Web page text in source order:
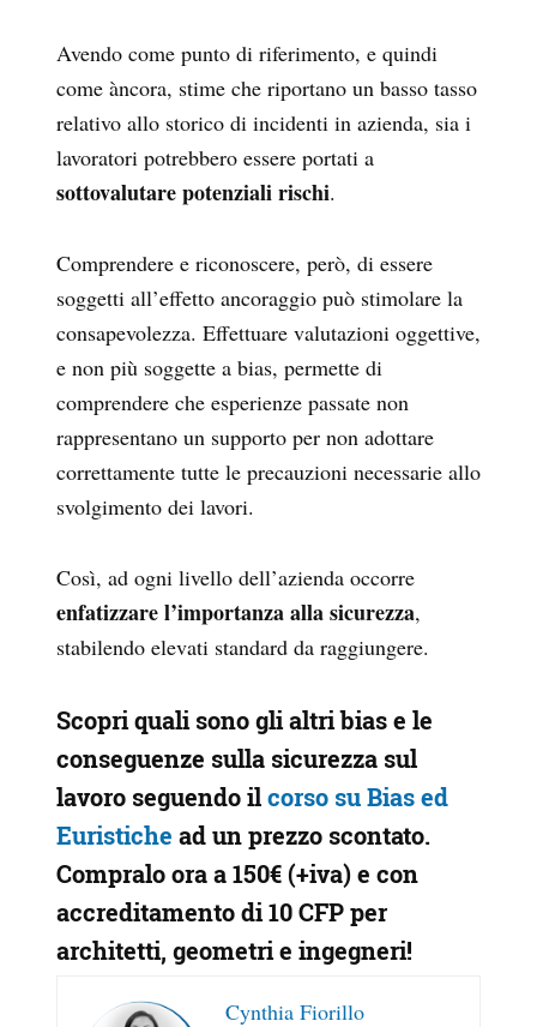
Avendo come punto di riferimento, e quindi
come àncora, stime che riportano un basso tasso
relativo allo storico di incidenti in azienda, sia i
lavoratori potrebbero essere portati a
sottovalutare potenziali rischi.
Comprendere e riconoscere, però, di essere
soggetti all’effetto ancoraggio può stimolare la
consapevolezza. Effettuare valutazioni oggettive,
e non più soggette a bias, permette di
comprendere che esperienze passate non
rappresentano un supporto per non adottare
correttamente tutte le precauzioni necessarie allo
svolgimento dei lavori.
Così, ad ogni livello dell’azienda occorre
enfatizzare l’importanza alla sicurezza,
stabilendo elevati standard da raggiungere.
Scopri quali sono gli altri bias e le
conseguenze sulla sicurezza sul
lavoro seguendo ilcorso su Bias ed
Euristiche ad un prezzo scontato.
Compralo oraa 150€(+iva) e con
accreditamento di 10 CFPper
architetti, geometri e ingegneri!
Cynthia Fiorillo